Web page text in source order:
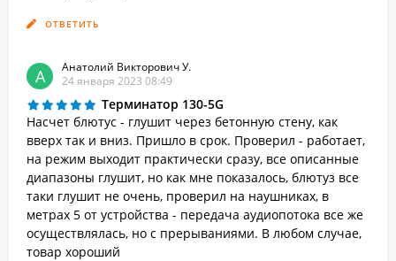
ОТВЕТИТЬ
А
Анатолий Викторович У.
24 января 2023 08:49
Терминатор 130-5G
Насчет блютус - глушит через бетонную стену, как
вверх так и вниз. Пришло в срок. Проверил - работает,
на режим выходит практически сразу, все описанные
диапазоны глушит, но как мне показалось, блютуз все
таки глушит не очень, проверил на наушниках, в
метрах 5 от устройства - передача аудиопотока все же
осуществлялась, но с прерываниями. В любом случае,
товар хороший